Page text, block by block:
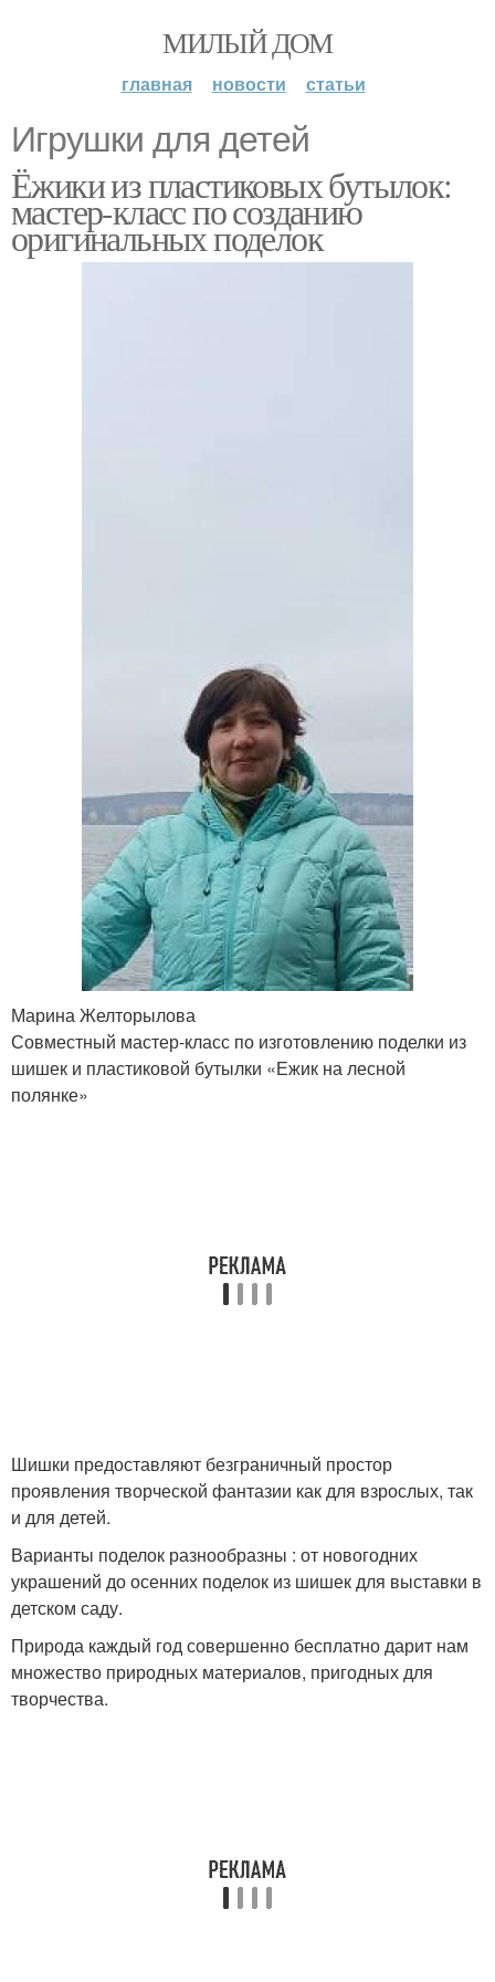
МИЛЫЙ ДОМ
главная новости статьи
Игрушки для детей
Ёжики из пластиковых бутылок:
мастер-класс по созданию
оригинальных поделок
Марина Желторылова
Совместный мастер-класс по изготовлению поделки из
шишек и пластиковой бутылки «Ежик на лесной
полянке»
Шишки предоставляют безграничный простор
проявления творческой фантазии как для взрослых, так
и для детей.
Варианты поделок разнообразны : от новогодних
украшений до осенних поделок из шишек для выставки в
детском саду.
Природа каждый год совершенно бесплатно дарит нам
множество природных материалов, пригодных для
творчества.